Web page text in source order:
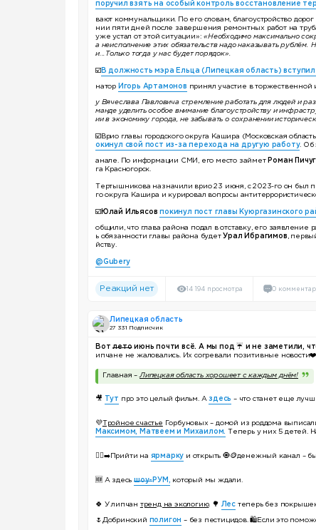
поручил взять на особый контроль восстановление
вают коммунальщики. По его словам, благоустройство
нии пяти дней после завершения ремонтных работ на
уже устал от этой ситуации»:«Необходимо максимально
а неисполнение этих обязательств надо наказывать
и...Только тогда у нас будет порядок».
☑️ В должность мэра Ельца (Липецкая область) вступил
натор Игорь Артамонов принял участие в торжественной
у Вячеслава Павловича стремление работать для людей и
манде уделить особое внимание благоустройству и
ии в экономику города, не забывать о сохранении
☑️Врио главы городского округа Кашира (Московская
окинул свой пост из-за перехода на другую работу. Об
анале. По информации СМИ, его место займет Роман
га Красногорск.
Тертышникова назначили врио 23 июня, с 2023-го он был
го округа Кашира и курировал вопросы
☑️ Юлай Ильясов покинул пост главы Куюргазинского
общили, что глава района подал в отставку, его заявление
ь обязанности главы района будетУрал Ибрагимов ,
йству.
@Gubery
Реакций нет 14 194 просмотра 0
Липецкая область
27 331 Подписчик
Вотлетоиюнь почти всё. А мы под ☔️ и не заметили,
ипчане не жаловались. Их согревали позитивные новости❤️
Главная –Липецкая область хорошеет с каждым днём!
🎥 Тут про это целый фильм. Аздесь – что станет еще
💜Тройное счастье Горбуновых – домой из роддома
Максимом, Матвеем и Михаилом.
Теперь у них 5 детей.
🏃‍♂️‍➡️Прийти на ярмарку и открыть🧿🪙денежный канал –
🆕 А здесь шоу-РУМ, который мы ждали.
🍀 У липчан тренд на экологию. 🌳 Лес теперь без
🌷Добринский полигон – без пестицидов. 🛍 Если это